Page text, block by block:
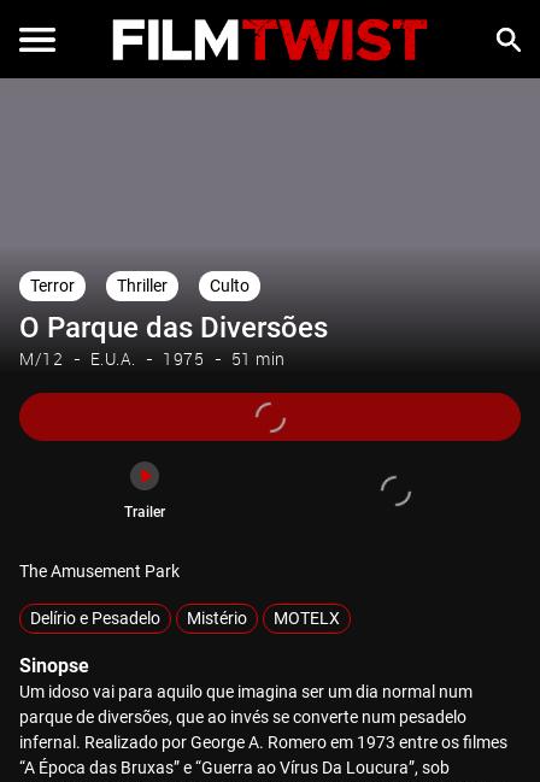
Terror Thriller Culto
O Parque das Diversões
M/12 E.U.A. 1975 51 min
Trailer
The Amusement Park
Delírio e Pesadelo Mistério MOTELX
Sinopse
Um idoso vai para aquilo que imagina ser um dia normal num
parque de diversões, que ao invés se converte num pesadelo
infernal. Realizado por George A. Romero em 1973 entre os filmes
“A Época das Bruxas” e “Guerra ao Vírus Da Loucura”, sob